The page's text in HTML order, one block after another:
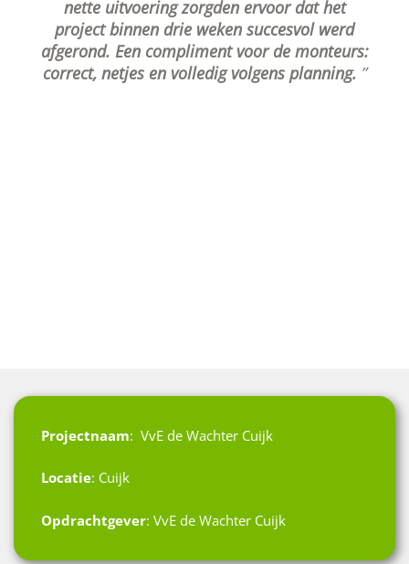
nette uitvoering zorgden ervoor dat het
project binnen drie weken succesvol werd
afgerond. Een compliment voor de monteurs:
correct, netjes en volledig volgens planning.
Projectnaam: VvE de Wachter Cuijk
Locatie: Cuijk
Opdrachtgever: VvE de Wachter Cuijk